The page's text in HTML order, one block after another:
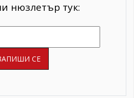
нюзлетър тук: